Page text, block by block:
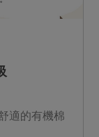
適的有機棉